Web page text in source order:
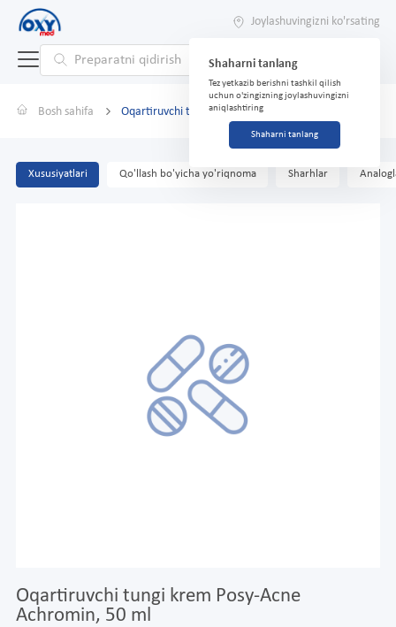
Joylashuvingizni ko'rsating
Shaharni tanlang
Tez yetkazib berishni tashkil qilish
uchun o'zingizning joylashuvingizni
aniqlashtiring
Shaharni tanlang
Bosh sahifa Oqartiruvchi tungi krem Posy-Acne Achromin, 50 ml
Xususiyatlari Qo'llash bo'yicha yo'riqnoma Sharhlar
Oqartiruvchi tungi krem Posy-Acne
Achromin, 50 ml